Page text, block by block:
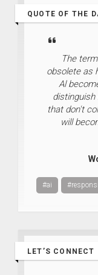
QUOTE OF THE
The
obsolete as
Al
distinguish
that don't
will
#ai
LET’S CONNECT